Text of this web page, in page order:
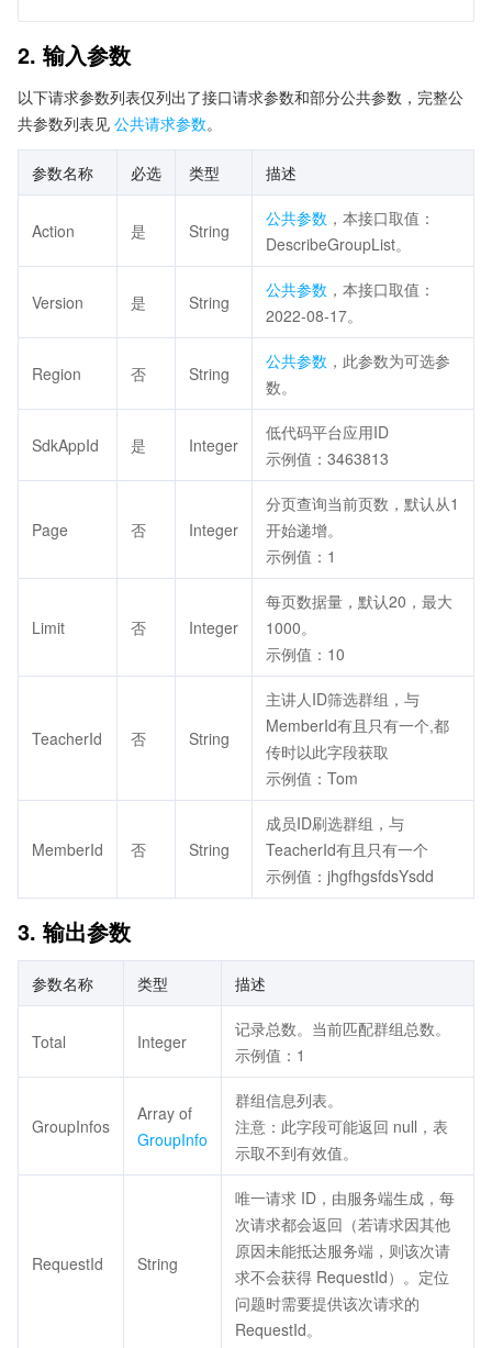
2. 输入参数
以下请求参数列表仅列出了接口请求参数和部分公共参数，完整公
共参数列表见 公共请求参数。
参数名称 必选 类型 描述
Action 是 String
公共参数 ，本接口取值：
DescribeGroupList。
Version 是 String
公共参数 ，本接口取值：
2022-08-17。
Region 否 String
公共参数 ，此参数为可选参
数。
SdkAppId 是 Integer
低代码平台应用ID
示例值：3463813
Page 否 Integer
分页查询当前页数，默认从1
开始递增。
示例值：1
Limit 否 Integer
每页数据量，默认20，最大
1000。
示例值：10
TeacherId 否 String
主讲人ID筛选群组，与
MemberId有且只有一个,都
传时以此字段获取
示例值：Tom
MemberId 否 String
成员ID刷选群组，与
TeacherId有且只有一个
示例值：jhgfhgsfdsYsdd
3. 输出参数
参数名称 类型 描述
Total Integer
记录总数。当前匹配群组总数。
示例值：1
GroupInfos
Array of
GroupInfo
群组信息列表。
注意：此字段可能返回 null，表
示取不到有效值。
RequestId String
唯一请求 ID，由服务端生成，每
次请求都会返回（若请求因其他
原因未能抵达服务端，则该次请
求不会获得 RequestId）。定位
问题时需要提供该次请求的
RequestId。